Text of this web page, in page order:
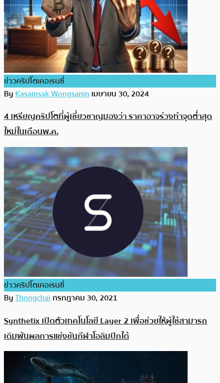
ข่าวคริปโตเคอเรนซี่
ByKasamsak Wongsaninเมษายน 30, 2024
4 เหรียญคริปโตที่ผู้เชี่ยวชาญมองว่า ราคาอาจร่วงทำจุดต่ำสุด
ใหม่ในเดือนพ.ค.
ข่าวคริปโตเคอเรนซี่
ByThongchaiกรกฎาคม 30, 2021
Synthetix เปิดตัวเทคโนโลยี Layer 2 เพื่อช่วยให้ผู้ใช้สามารถ
เดิมพันผลการแข่งขันกีฬาโอลิมปิกได้